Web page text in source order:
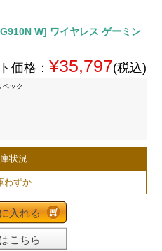
W] ワイヤレス ゲーミン
価格： ¥35,797(税込)
ペック
状況
わずか
入れる
こちら